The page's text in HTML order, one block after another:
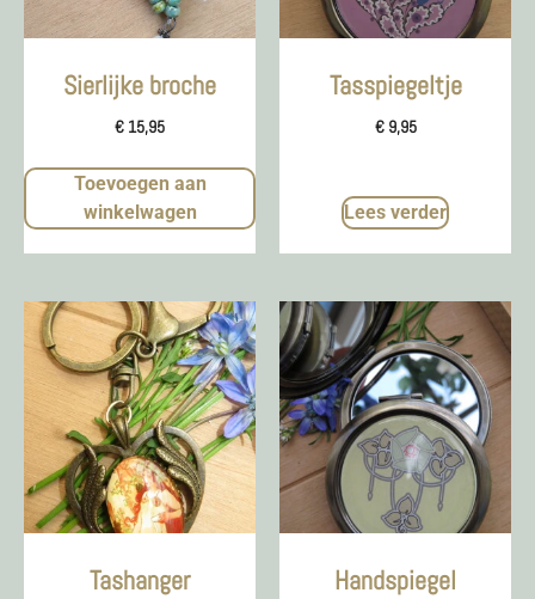
Sierlijke broche
€ 15,95
Toevoegen aan
winkelwagen
Tasspiegeltje
€9,95
Lees verder
Tashanger Handspiegel